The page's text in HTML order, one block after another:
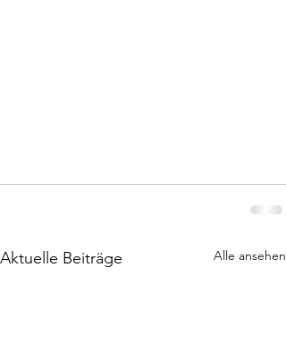
Aktuelle Beiträge Alle ansehen